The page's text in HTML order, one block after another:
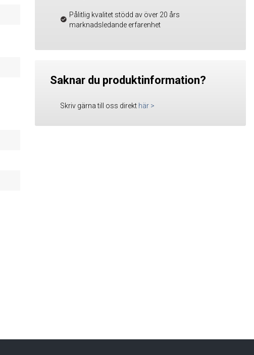
Pålitlig kvalitet stödd av över 20 års
marknadsledande erfarenhet
Saknar du produktinformation?
Skriv gärna till oss direkt här >